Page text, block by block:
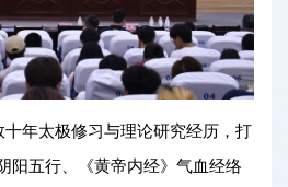
十年太极修习与理论研究经历，打
阳五行、《黄帝内经》气血经络